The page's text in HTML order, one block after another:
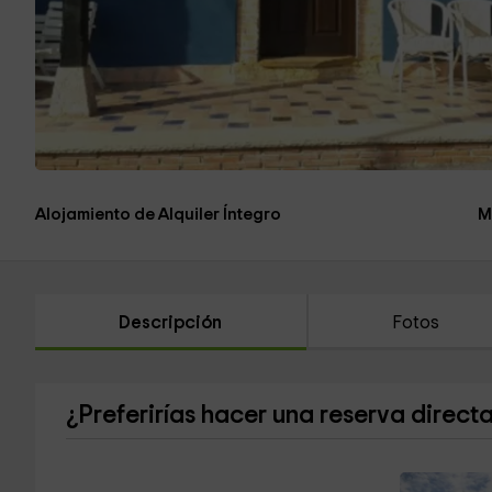
Alojamiento de Alquiler Íntegro
Descripción Fotos
¿Preferirías hacer una reserva